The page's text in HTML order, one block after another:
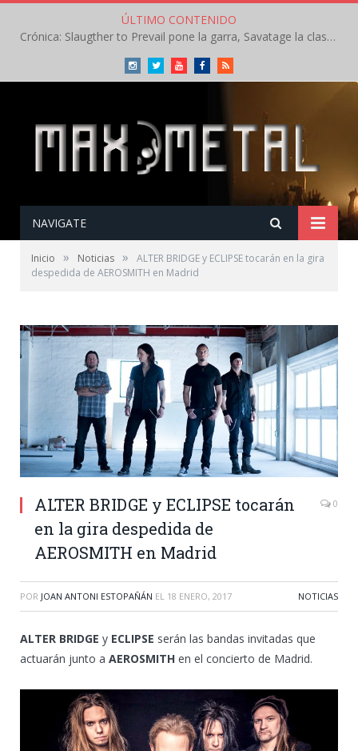
ÚLTIMO CONTENIDO
Crónica: Slaugther to Prevail pone la garra, Savatage la clase en la apertura del Leyendas del Rock – Miércoles – Agosto 2026
InstagramTwitterYoutubeFacebookRSS
NAVIGATE
Inicio » Noticias »
ALTER BRIDGE y ECLIPSE tocarán en la gira
despedida de AEROSMITH en Madrid
ALTER BRIDGE y ECLIPSE tocarán
en la gira despedida de
AEROSMITH en Madrid
0
POR JOAN ANTONI ESTOPAÑÁN EL 18 ENERO, 2017 NOTICIAS
ALTER BRIDGE y ECLIPSE serán las bandas invitadas que
actuarán junto a AEROSMITH en el concierto de Madrid.